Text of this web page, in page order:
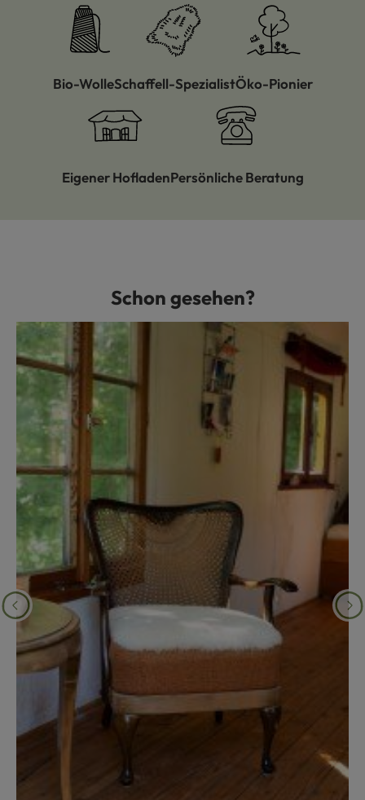
Bio-WolleSchaffell-SpezialistÖko-Pionier
Eigener HofladenPersönliche Beratung
Produktgalerie überspringenSchon gesehen?